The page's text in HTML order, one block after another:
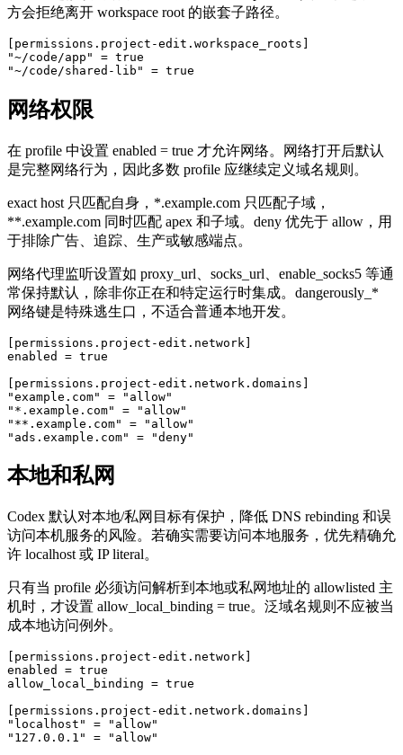
方会拒绝离开 workspace root 的嵌套子路径。
[permissions.project-edit.workspace_roots]
"~/code/app" = true
"~/code/shared-lib" = true
网络权限
在 profile 中设置 enabled = true 才允许网络。网络打开后默认
是完整网络行为，因此多数 profile 应继续定义域名规则。
exact host 只匹配自身，*.example.com 只匹配子域，
**.example.com 同时匹配 apex 和子域。deny 优先于 allow，用
于排除广告、追踪、生产或敏感端点。
网络代理监听设置如 proxy_url、socks_url、enable_socks5 等通
常保持默认，除非你正在和特定运行时集成。dangerously_*
网络键是特殊逃生口，不适合普通本地开发。
[permissions.project-edit.network]
enabled = true
[permissions.project-edit.network.domains]
"example.com" = "allow"
"*.example.com" = "allow"
"**.example.com" = "allow"
"ads.example.com" = "deny"
本地和私网
Codex 默认对本地/私网目标有保护，降低 DNS rebinding 和误
访问本机服务的风险。若确实需要访问本地服务，优先精确允
许 localhost 或 IP literal。
只有当 profile 必须访问解析到本地或私网地址的 allowlisted 主
机时，才设置 allow_local_binding = true。泛域名规则不应被当
成本地访问例外。
[permissions.project-edit.network]
enabled = true
allow_local_binding = true
[permissions.project-edit.network.domains]
"localhost" = "allow"
"127.0.0.1" = "allow"